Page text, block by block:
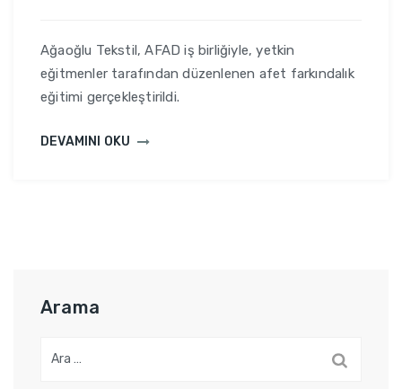
Ağaoğlu Tekstil, AFAD iş birliğiyle, yetkin
eğitmenler tarafından düzenlenen afet farkındalık
eğitimi gerçekleştirildi.
DEVAMINI OKU
Arama